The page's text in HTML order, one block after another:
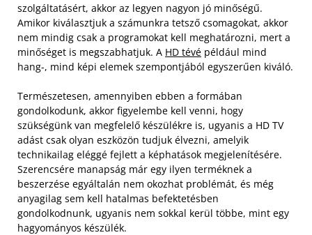
szolgáltatásért, akkor az legyen nagyon jó minőségű.
Amikor kiválasztjuk a számunkra tetsző csomagokat, akkor
nem mindig csak a programokat kell meghatározni, mert a
minőséget is megszabhatjuk. A HD tévé például mind
hang-, mind képi elemek szempontjából egyszerűen kiváló.
Természetesen, amennyiben ebben a formában
gondolkodunk, akkor figyelembe kell venni, hogy
szükségünk van megfelelő készülékre is, ugyanis a HD TV
adást csak olyan eszközön tudjuk élvezni, amelyik
technikailag eléggé fejlett a képhatások megjelenítésére.
Szerencsére manapság már egy ilyen terméknek a
beszerzése egyáltalán nem okozhat problémát, és még
anyagilag sem kell hatalmas befektetésben
gondolkodnunk, ugyanis nem sokkal kerül többe, mint egy
hagyományos készülék.